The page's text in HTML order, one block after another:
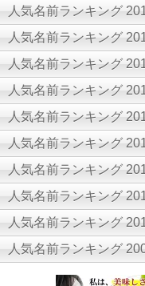
人気名前ランキング
人気名前ランキング
人気名前ランキング
人気名前ランキング
人気名前ランキング
人気名前ランキング
人気名前ランキング
人気名前ランキング
人気名前ランキング
人気名前ランキング